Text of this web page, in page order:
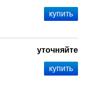
уточняйте